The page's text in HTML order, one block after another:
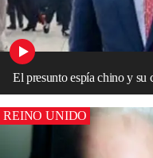
El presunto espía chino y
REINO UNIDO